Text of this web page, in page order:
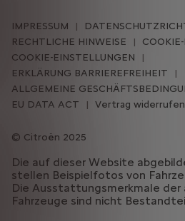
Citroën 2025
IMPRESSUM
RECHTLICHE HINWEISE
COOKIE-EINSTELLUNGEN
ERKLÄRUNG BARRIEREFREIHEIT
ALLGEMEINE
EU DATA ACT
Vertrag widerrufen
Die auf dieser Website
stellen Beispielfotos von
Die Ausstattungsmerkmale der
Fahrzeuge sind nicht